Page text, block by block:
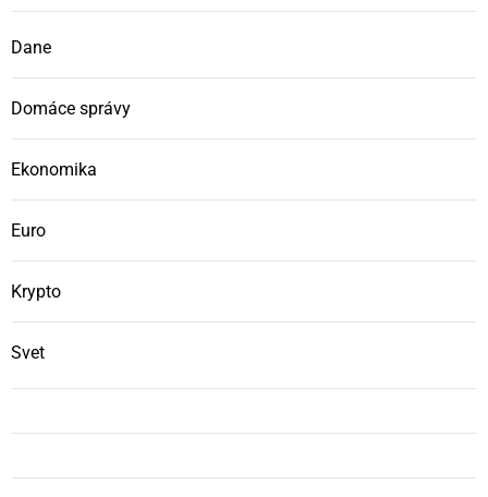
Dane
Domáce správy
Ekonomika
Euro
Krypto
Svet